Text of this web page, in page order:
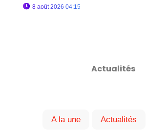
8 août 2026 04:15
Actualités
A la une Actualités